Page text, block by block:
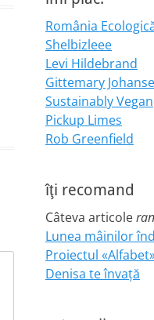
România
Shelbizleee
Levi Hildebrand
Gittemary
Sustainably Vegan
Pickup Limes
Rob Greenfield
îţi recomand
Câteva articole
Lunea mâinilor
Proiectul
Denisa te învaţă